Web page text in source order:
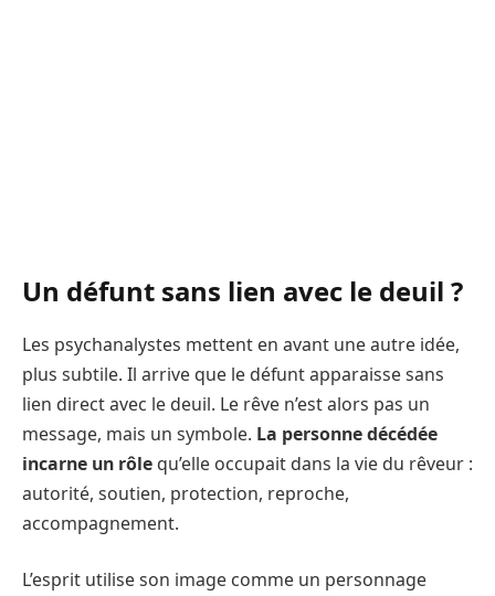
Un défunt sans lien avec le deuil ?
Les psychanalystes mettent en avant une autre idée,
plus subtile. Il arrive que le défunt apparaisse sans
lien direct avec le deuil. Le rêve n’est alors pas un
message, mais un symbole. La personne décédée
incarne un rôle qu’elle occupait dans la vie du rêveur :
autorité, soutien, protection, reproche,
accompagnement.
L’esprit utilise son image comme un personnage